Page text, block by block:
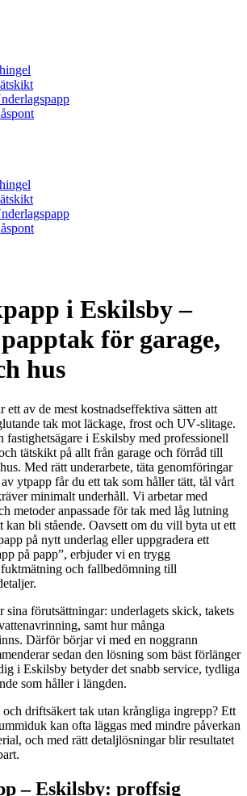
i Eskilsby –
för garage,
hus
ett av de mest kostnadseffektiva sätten att
tak mot läckage, frost och UV‑slitage.
fastighetsägare i Eskilsby med professionell
tätskikt på allt från garage och förråd till
Med rätt underarbete, täta genomföringar
ytpapp får du ett tak som håller tätt, tål vårt
minimalt underhåll. Vi arbetar med
metoder anpassade för tak med låg lutning
kan bli stående. Oavsett om du vill byta ut ett
på nytt underlag eller uppgradera ett
på papp”, erbjuder vi en trygg
och fallbedömning till
sina förutsättningar: underlagets skick, takets
samt hur många
Därför börjar vi med en noggrann
sedan den lösning som bäst förlänger
i Eskilsby betyder det snabb service, tydliga
som håller i längden.
driftsäkert tak utan krångliga ingrepp? Ett
kan ofta läggas med mindre påverkan
och med rätt detaljlösningar blir resultatet
– Eskilsby: proffsig